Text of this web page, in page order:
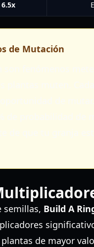
6.5x
de Mutación
semillas, Build A
de mayor